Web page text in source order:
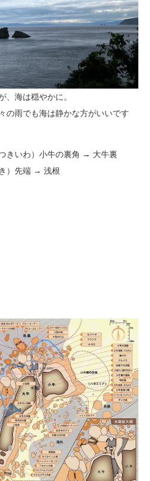
海は穏やかに。
の雨でも海は静かな方がいいです
きいわ）小牛の裏角 → 大牛裏
）先端 → 浅根